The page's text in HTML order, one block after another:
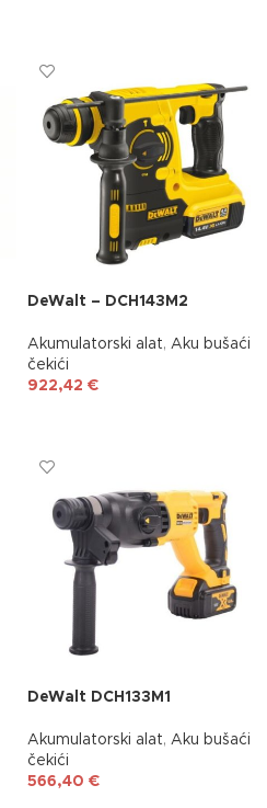
DeWalt – DCH143M2
Akumulatorski alat, Aku bušaći
čekići
922,42 €
DeWalt DCH133M1
Akumulatorski alat, Aku bušaći
čekići
566,40 €